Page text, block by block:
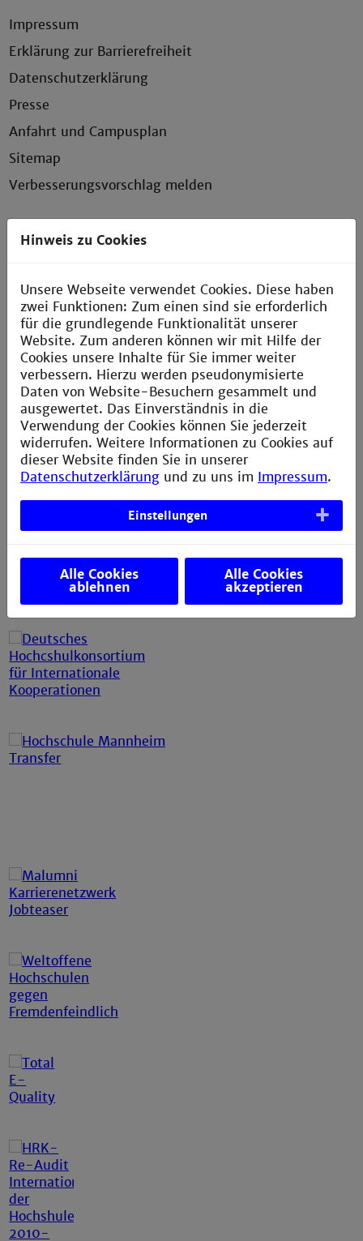
Impressum
Erklärung zur Barrierefreiheit
Datenschutzerklärung
Presse
Anfahrt und Campusplan
Sitemap
Verbesserungsvorschlag melden
Technische Hochschule Mannheim
Paul-Wittsack-Straße 10
68163 Mannheim
+49 621 292-6111
+49 621 292-6420
info@th-mannheim.de
Social Media
Hinweis zu Cookies
Unsere Webseite verwendet Cookies. Diese haben
zwei Funktionen: Zum einen sind sie erforderlich
für die grundlegende Funktionalität unserer
Website. Zum anderen können wir mit Hilfe der
Cookies unsere Inhalte für Sie immer weiter
verbessern. Hierzu werden pseudonymisierte
Daten von Website-Besuchern gesammelt und
ausgewertet. Das Einverständnis in die
Verwendung der Cookies können Sie jederzeit
widerrufen. Weitere Informationen zu Cookies auf
dieser Website finden Sie in unserer
Datenschutzerklärung und zu uns im Impressum.
Einstellungen
Alle Cookies
ablehnen
Alle Cookies
akzeptieren